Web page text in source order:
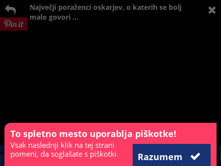
Največji poraženci oskarjev, o katerih se bolj
malo govori ...
To spletno mesto uporablja piškotke!
Razumem
Vsak naslednji klik na tej strani
pomeni, da soglašate s piškotki.